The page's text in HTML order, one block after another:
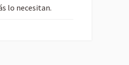
lo necesitan.